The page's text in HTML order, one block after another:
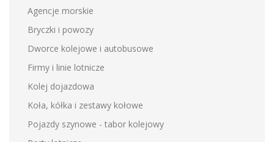
Agencje morskie
Bryczki i powozy
Dworce kolejowe i autobusowe
Firmy i linie lotnicze
Kolej dojazdowa
Koła, kółka i zestawy kołowe
Pojazdy szynowe - tabor kolejowy